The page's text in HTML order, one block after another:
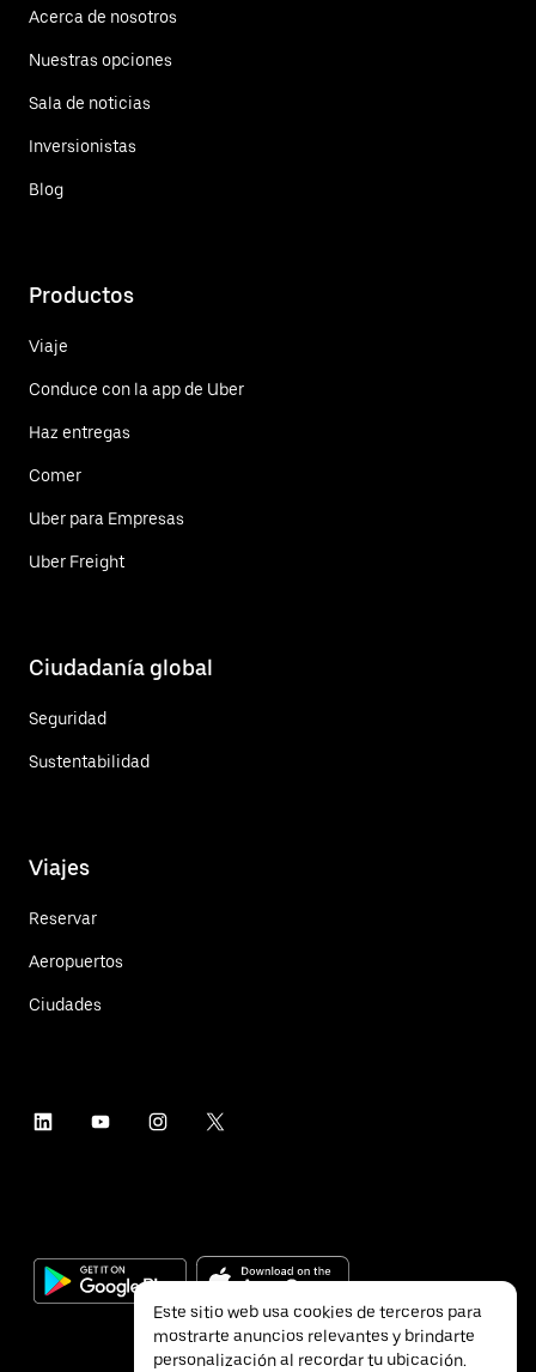
Acerca de nosotros
Nuestras opciones
Sala de noticias
Inversionistas
Blog
Productos
Viaje
Conduce con la app de Uber
Haz entregas
Comer
Uber para Empresas
Uber Freight
Ciudadanía global
Seguridad
Sustentabilidad
Viajes
Reservar
Aeropuertos
Ciudades
Este sitio web usa cookies de terceros para
mostrarte anuncios relevantes y brindarte
personalización al recordar tu ubicación.